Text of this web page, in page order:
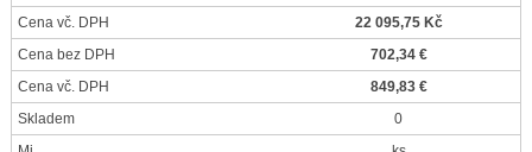
Cena vč. DPH
22 095,75 Kč
Cena bez DPH
702,34 €
Cena vč. DPH
849,83 €
Skladem
0